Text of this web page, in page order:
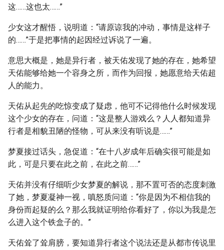
这……这也太……”
少女这才醒悟，说明道：“请原谅我的冲动，事情是这样子
的……”于是把事情的起因经过诉说了一遍。
意思大概是，她是异行者，被天佑发现了她的存在，她希望
天佑能够给她一个容身之所，而作为回报，她愿意给天佑超
人的能力。
天佑从起先的吃惊变成了疑虑，他可不记得他什么时候发现
这个少女的存在，问道：“这是整人游戏么？人人都知道异
行者是相貌丑陋的怪物，可从来没有听说是……”
梦夏接过话头，急促道：“在十八岁成年后确实很可能是如
此，可是只要在此之前，在此之前……”
天佑并没有仔细听少女梦夏的解说，那不置可否的态度刺激
了她，梦夏凝神一视，嗔怒质问道：“你是因为不相信我的
身份而起疑的么？那么我就证明给你看好了，你以为我是怎
么进入这个铁盒子的。”
天佑耸了耸肩膀，要知道异行者这个说法还是从都市传说里